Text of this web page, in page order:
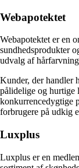
Webapotektet
Webapotektet er en
sundhedsprodukter
udvalg af
Kunder, der handler
pålidelige og hurtige
konkurrencedygtige
forbrugere på udkig
Luxplus
Luxplus er en